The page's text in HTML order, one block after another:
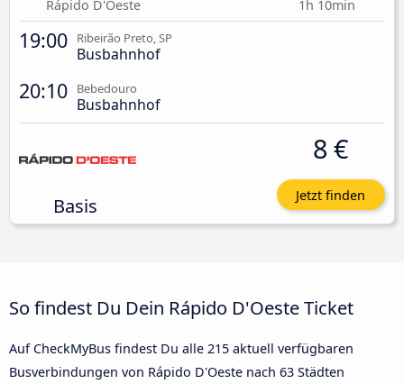
Rápido D'Oeste 1h 10min
19:00 Ribeirão Preto, SP
Busbahnhof
20:10 Bebedouro
Busbahnhof
Basis
8 €
Jetzt finden
So findest Du Dein Rápido D'Oeste Ticket
Auf CheckMyBus findest Du alle 215 aktuell verfügbaren
Busverbindungen von Rápido D'Oeste nach 63 Städten